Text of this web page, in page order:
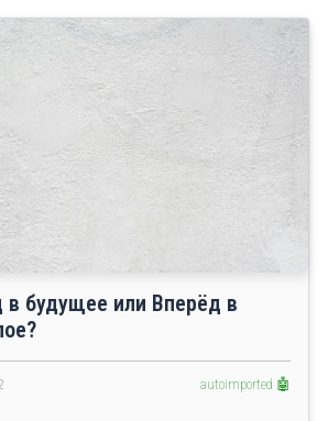
в будущее или Вперёд в
autoimported 🤖